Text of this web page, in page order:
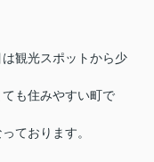
観光スポットから少
も住みやすい町で
ております。